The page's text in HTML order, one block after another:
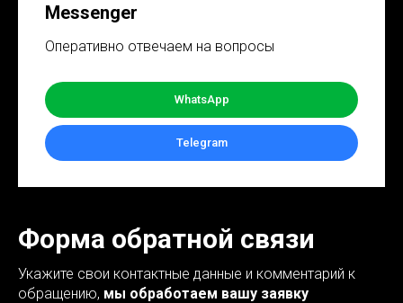
Messenger
Оперативно отвечаем на вопросы
WhatsApp
Telegram
Форма обратной связи
Укажите свои контактные данные и комментарий к
обращению, мы обработаем вашу заявку